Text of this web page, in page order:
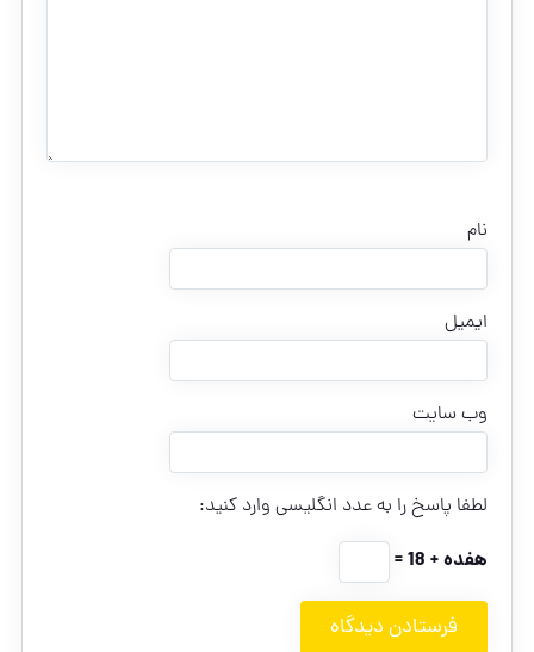
نام
ایمیل
وب‌ سایت
لطفا پاسخ را به عدد انگلیسی وارد کنید:
هفده + 18 =